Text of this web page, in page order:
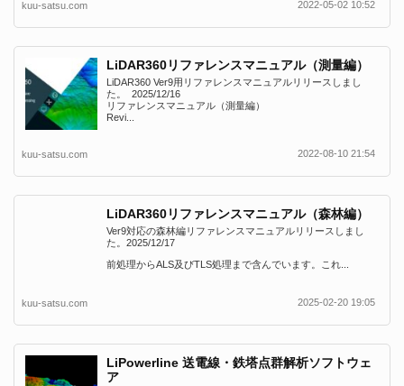
kuu-satsu.com 2022-05-02 10:52
LiDAR360リファレンスマニュアル（測量編）
LiDAR360 Ver9用リファレンスマニュアルリリースしまし
た。 2025/12/16
リファレンスマニュアル（測量編）
Revi...
kuu-satsu.com 2022-08-10 21:54
LiDAR360リファレンスマニュアル（森林編）
Ver9対応の森林編リファレンスマニュアルリリースしまし
た。2025/12/17
前処理からALS及びTLS処理まで含んでいます。これ...
kuu-satsu.com 2025-02-20 19:05
LiPowerline 送電線・鉄塔点群解析ソフトウェ
ア